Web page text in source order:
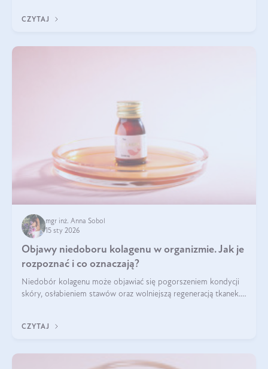
kryteria wyboru!
CZYTAJ
mgr inż. Anna Sobol
15 sty 2026
Objawy niedoboru kolagenu w organizmie. Jak je
rozpoznać i co oznaczają?
Niedobór kolagenu może objawiać się pogorszeniem kondycji
skóry, osłabieniem stawów oraz wolniejszą regeneracją tkanek.
osłabienie włosów.
CZYTAJ